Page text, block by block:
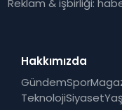
Reklam & işbirliği:
Hakkımızda
GündemSpor
TeknolojiSiyaset